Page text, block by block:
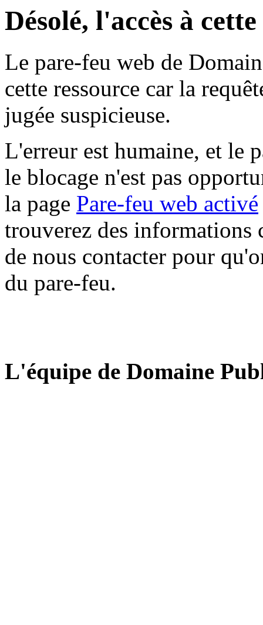
Désolé, l'accès à
Le pare-feu web de
cette ressource car la
jugée suspicieuse.
L'erreur est humaine, et le
le blocage n'est pas
la page Pare-feu web activé
trouverez des informations
de nous contacter pour
du pare-feu.
L'équipe de Domaine